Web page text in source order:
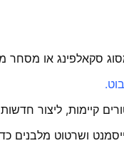
סקאלפינג או מסחר
קיימות, ליצור
ושרטוט מלבנים